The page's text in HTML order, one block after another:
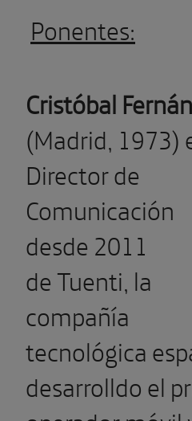
Ponentes:
Cristóbal
(Madrid, 1973)
Director de
Comunicación
desde 2011
de Tuenti, la
compañía
tecnológica
desarrolldo el